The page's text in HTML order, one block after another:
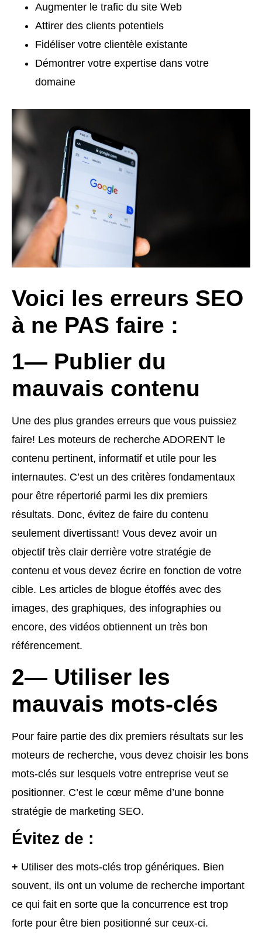
Augmenter le trafic du site Web
Attirer des clients potentiels
Fidéliser votre clientèle existante
Démontrer votre expertise dans votre
domaine
Voici les erreurs SEO
à ne PAS faire :
1— Publier du
mauvais contenu
Une des plus grandes erreurs que vous puissiez
faire! Les moteurs de recherche ADORENT le
contenu pertinent, informatif et utile pour les
internautes. C’est un des critères fondamentaux
pour être répertorié parmi les dix premiers
résultats. Donc, évitez de faire du contenu
seulement divertissant! Vous devez avoir un
objectif très clair derrière votre stratégie de
contenu et vous devez écrire en fonction de votre
cible. Les articles de blogue étoffés avec des
images, des graphiques, des infographies ou
encore, des vidéos obtiennent un très bon
référencement.
2— Utiliser les
mauvais mots-clés
Pour faire partie des dix premiers résultats sur les
moteurs de recherche, vous devez choisir les bons
mots-clés sur lesquels votre entreprise veut se
positionner. C’est le cœur même d’une bonne
stratégie de marketing SEO.
Évitez de :
+ Utiliser des mots-clés trop génériques. Bien
souvent, ils ont un volume de recherche important
ce qui fait en sorte que la concurrence est trop
forte pour être bien positionné sur ceux-ci.